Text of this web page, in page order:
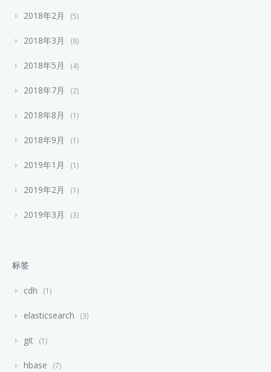
2018年2月 5
2018年3月 8
2018年5月 4
2018年7月 2
2018年8月 1
2018年9月 1
2019年1月 1
2019年2月 1
2019年3月 3
标签
cdh 1
elasticsearch 3
git 1
hbase 7